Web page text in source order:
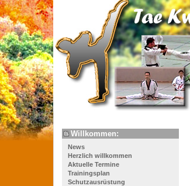
Willkommen:
News
Herzlich willkommen
Aktuelle Termine
Trainingsplan
Schutzausrüstung